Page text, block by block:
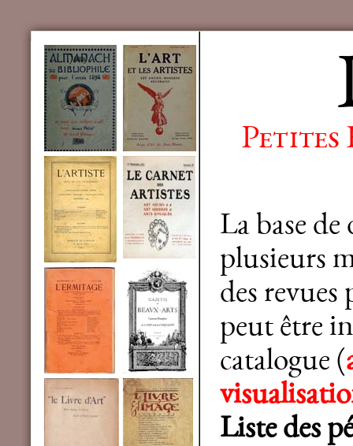
Petites
La base
plusieurs
des revues
peut être
catalogue (
Liste des